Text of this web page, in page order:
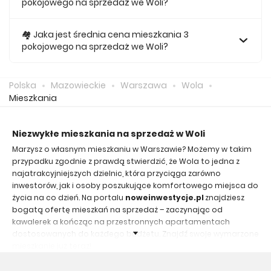
pokojowego na sprzedaż we Woli?
zapłacić 1 210 564 zł.
🏘️ Jaka jest średnia cena mieszkania 3
pokojowego na sprzedaż we Woli?
Polska Mazowieckie Warszawa
Wola
Mieszkania
Niezwykłe mieszkania na sprzedaż w Woli
Marzysz o własnym mieszkaniu w Warszawie? Możemy w takim
przypadku zgodnie z prawdą stwierdzić, że Wola to jedna z
najatrakcyjniejszych dzielnic, która przyciąga zarówno
inwestorów, jak i osoby poszukujące komfortowego miejsca do
życia na co dzień. Na portalu noweinwestycje.pl znajdziesz
bogatą ofertę mieszkań na sprzedaż – zaczynając od
kawalerek a kończąc na przestronnych apartamentach
dostosowanych do każdego budżetu. Znajdź swoje wymarzone